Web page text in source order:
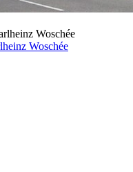
Woschée
Woschée